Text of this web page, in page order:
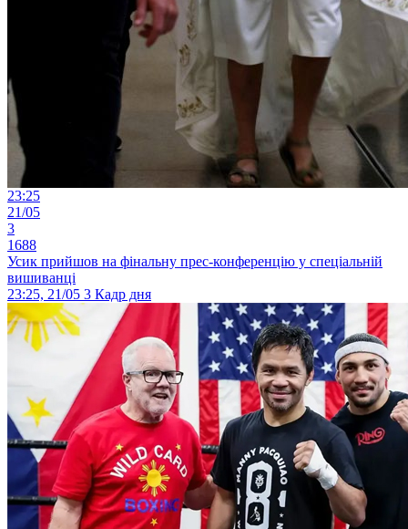
23:25
21/05
3
1688
Усик прийшов на фінальну прес-конференцію у спеціальній
вишиванці
23:25, 21/05 3 Кадр дня